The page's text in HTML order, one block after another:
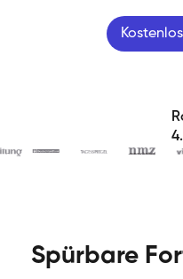
Spürbare